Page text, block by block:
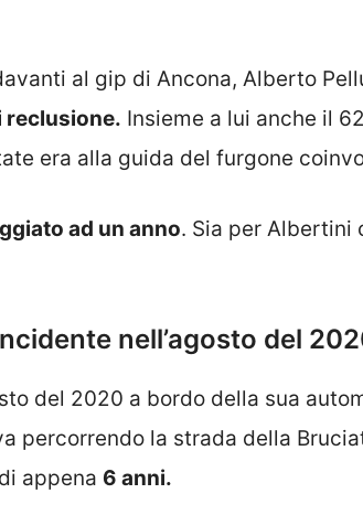
al gip di Ancona, Alberto
reclusione. Insieme a lui anche il
era alla guida del furgone
ad un anno. Sia per Albertini
nell’agosto del
del 2020 a bordo della sua
percorrendo la strada della
di appena 6 anni.